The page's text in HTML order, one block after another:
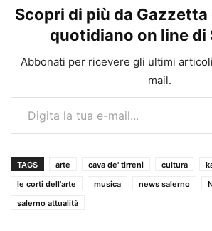
Scopri di più da Gazzetta
quotidiano on line di
Abbonati per ricevere gli ultimi
mail.
Digita la tua e-mail...
TAGS arte cava de' tirreni cultura
le corti dell'arte
musica news salerno
salerno attualità